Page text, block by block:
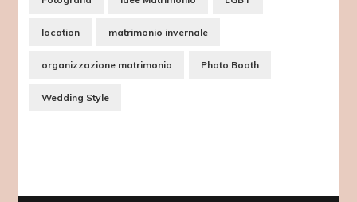
location matrimonio invernale
organizzazione matrimonio Photo Booth
Wedding Style